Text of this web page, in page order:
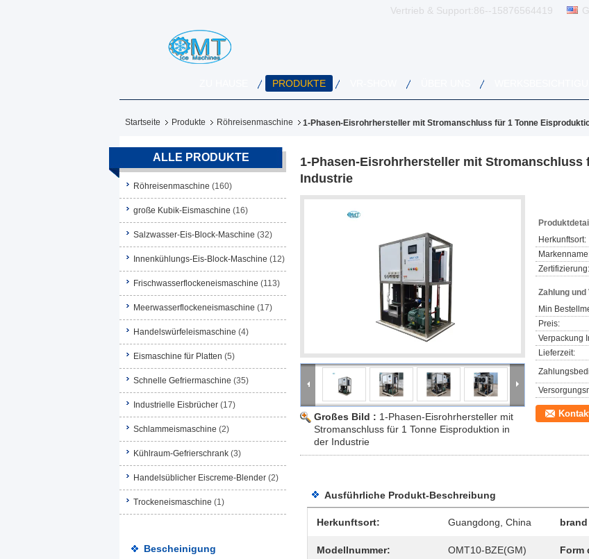
Vertrieb & Support: 86--15876564419
PRODUKTE
Startseite Produkte Röhreisenmaschine 1-Phasen-Eisrohrhersteller mit Stromanschluss für 1 Tonne
ALLE PRODUKTE
Röhreisenmaschine (160)
große Kubik-Eismaschine (16)
Salzwasser-Eis-Block-Maschine (32)
Innenkühlungs-Eis-Block-Maschine (12)
Frischwasserflockeneismaschine (113)
Meerwasserflockeneismaschine (17)
Handelswürfeleismaschine (4)
Eismaschine für Platten (5)
Schnelle Gefriermaschine (35)
Industrielle Eisbrücher (17)
Schlammeismaschine (2)
Kühlraum-Gefrierschrank (3)
Handelsüblicher Eiscreme-Blender (2)
Trockeneismaschine (1)
Bescheinigung
1-Phasen-Eisrohrhersteller mit
Industrie
Großes Bild : 1-Phasen-Eisrohrhersteller mit
Stromanschluss für 1 Tonne Eisproduktion in
der Industrie
Herkunftsort:
Zertifizierung:
Zahlung und
Min
Preis:
Verpackung
Lieferzeit:
Ausführliche Produkt-Beschreibung
Herkunftsort: Guangdong, China
Modellnummer: OMT10-BZE(GM) Form